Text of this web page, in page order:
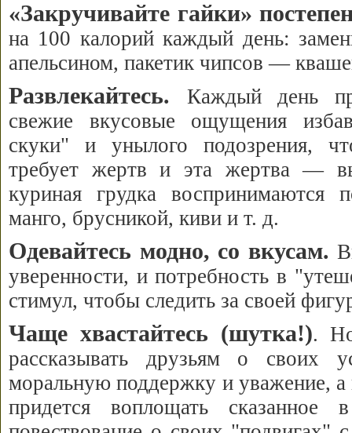
«Закручивайте гайки»
на 100 калорий каждый день:
апельсином, пакетик чипсов —
Развлекайтесь. Каждый день
свежие вкусовые ощущения
скуки" и унылого подозрения,
требует жертв и эта жертва —
куриная грудка воспринимаются
манго, брусникой, киви и т. д.
Одевайтесь модно, со вкусам.
уверенности, и потребность в
стимул, чтобы следить за своей
Чаще хвастайтесь (шутка!).
рассказывать друзьям о своих
моральную поддержку и уважение, а
придется воплощать сказанное